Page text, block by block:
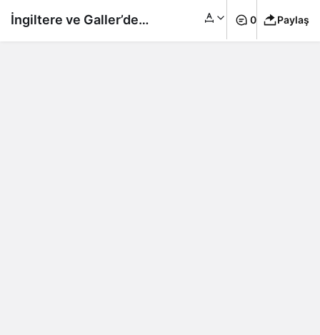
İngiltere ve Galler’de 0 Paylaş